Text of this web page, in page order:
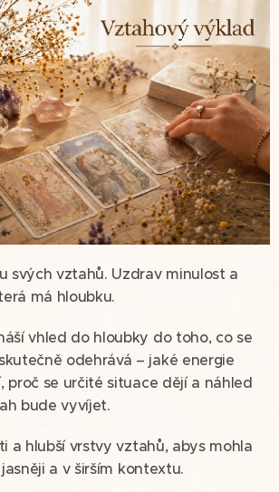
svých vztahů. Uzdrav minulost a
má hloubku.
vhled do hloubky do toho, co se
odehrává – jaké energie
proč se určité situace dějí a náhled
bude vyvíjet.
a hlubší vrstvy vztahů, abys mohla
a v širším kontextu.